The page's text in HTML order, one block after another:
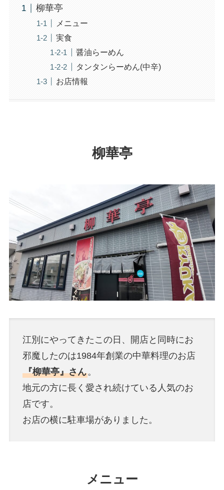
柳華亭
メニュー
実食
醤油らーめん
タンタンらーめん(中辛)
お店情報
柳華亭
江別にやってきたこの日、開店と同時にお
邪魔したのは1984年創業の中華料理のお店
『柳華亭』さん。
地元の方に長く愛され続けている人気のお
店です。
お店の横に駐車場がありました。
メニュー